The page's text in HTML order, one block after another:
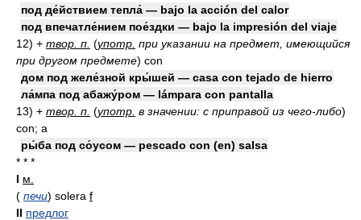
под де́йствием тепла́ — bajo la acción del calor
под впечатле́нием пое́здки — bajo la impresión del viaje
12) + твор. п. (употр. при указании на предмет, имеющийся
при другом предмете) con
дом под желе́зной кры́шей — casa con tejado de hierro
ла́мпа под абажу́ром — lámpara con pantalla
13) + твор. п. (употр. в значении: с приправой из чего-либо)
con; a
ры́ба под со́усом — pescado con (en) salsa
* * *
I м.
( печи) solera f
II предлог